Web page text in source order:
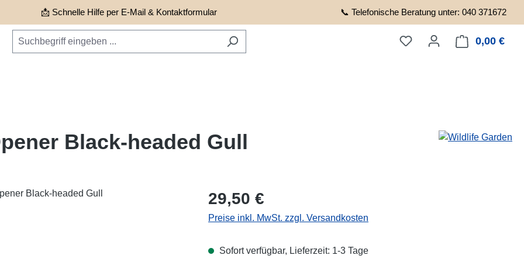
📩 Schnelle Hilfe per E-Mail & Kontaktformular 📞 Telefonische Beratung unter: 040 371672
0,00 €
Black-headed Gull
Regulärer Preis:
29,50 €
Preise inkl. MwSt. zzgl. Versandkosten
Sofort verfügbar, Lieferzeit: 1-3 Tage